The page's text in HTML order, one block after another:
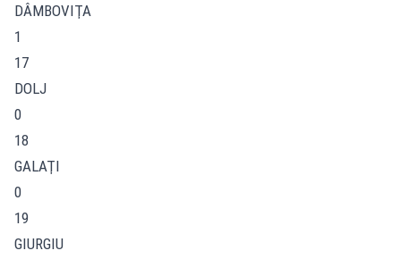
DÂMBOVIŢA
1
17
DOLJ
0
18
GALAŢI
0
19
GIURGIU